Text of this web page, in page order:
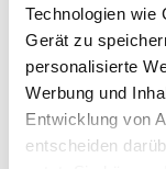
Technologien wie
Gerät zu
personalisierte
Werbung und
Entwicklung von
entscheiden
https://